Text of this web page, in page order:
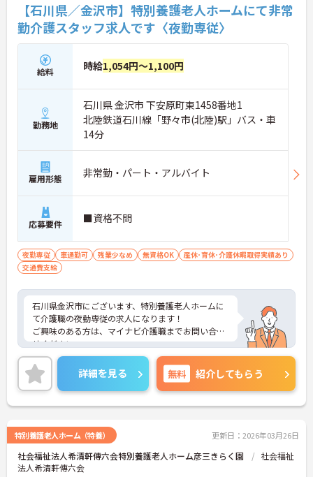
【石川県／金沢市】特別養護老人ホームにて非常
勤介護スタッフ求人です〈夜勤専従〉
給料 時給1,054円～1,100円
勤務地
石川県 金沢市 下安原町東1458番地1
北陸鉄道石川線「野々市(北陸)駅」バス・車
14分
雇用形態 非常勤・パート・アルバイト
応募要件 ■資格不問
夜勤専従 車通勤可 残業少なめ 無資格OK
産休･育休･介護休暇取得実績あり
交通費支給
石川県金沢市にございます、特別養護老人ホームに
て介護職の夜勤専従の求人になります！
ご興味のある方は、マイナビ介護職までお問い合わ
せください。
詳細を見る 無料 紹介してもらう
特別養護老人ホーム（特養） 更新日：2026年03月26日
社会福祉法人希清軒傳六会特別養護老人ホーム彦三きらく園
社会福祉
法人希清軒傳六会